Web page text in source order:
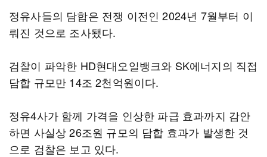
정유사들의 담합은 전쟁 이전인 2024년 7월부터 이
뤄진 것으로 조사됐다.
검찰이 파악한 HD현대오일뱅크와 SK에너지의 직접
담합 규모만 14조 2천억원이다.
정유4사가 함께 가격을 인상한 파급 효과까지 감안
하면 사실상 26조원 규모의 담합 효과가 발생한 것
으로 검찰은 보고 있다.